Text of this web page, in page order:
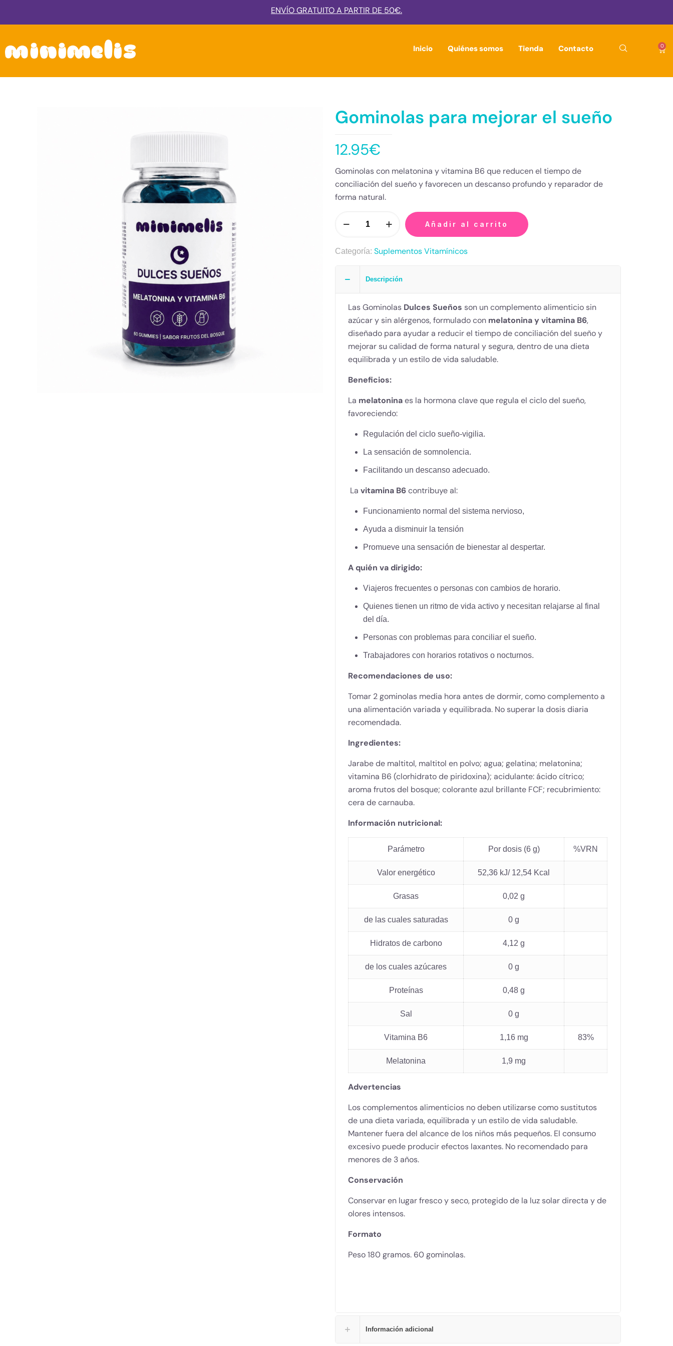
ENVÍO GRATUITO A PARTIR DE 50€.
Inicio Quiénes somos Tienda Contacto 0
Gominolas para mejorar el sueño
12.95€
Gominolas con melatonina y vitamina B6 que reducen el tiempo de
conciliación del sueño y favorecen un descanso profundo y reparador de
forma natural.
Añadir al carrito
Categoría: Suplementos Vitamínicos
Descripción
Las Gominolas Dulces Sueños son un complemento alimenticio sin
azúcar y sin alérgenos, formulado con melatonina y vitamina B6,
diseñado para ayudar a reducir el tiempo de conciliación del sueño y
mejorar su calidad de forma natural y segura, dentro de una dieta
equilibrada y un estilo de vida saludable.
Beneficios:
La melatoninaes la hormona clave que regula el ciclo del sueño,
favoreciendo:
Regulación del ciclo sueño-vigilia.
La sensación de somnolencia.
Facilitando un descanso adecuado.
Lavitamina B6contribuye al:
Funcionamiento normal del sistema nervioso,
Ayuda a disminuir la tensión
Promueve una sensación de bienestar al despertar.
A quién va dirigido:
Viajeros frecuentes o personas con cambios de horario.
Quienes tienen un ritmo de vida activo y necesitan relajarse al final
del día.
Personas con problemas para conciliar el sueño.
Trabajadores con horarios rotativos o nocturnos.
Recomendaciones de uso:
Tomar 2 gominolas media hora antes de dormir, como complemento a
una alimentación variada y equilibrada. No superar la dosis diaria
recomendada.
Ingredientes:
Jarabe de maltitol, maltitol en polvo; agua; gelatina; melatonina;
vitamina B6 (clorhidrato de piridoxina); acidulante: ácido cítrico;
aroma frutos del bosque; colorante azul brillante FCF; recubrimiento:
cera de carnauba.
Información nutricional:
Parámetro Por dosis (6 g) %VRN
Valor energético 52,36 kJ/ 12,54 Kcal
Grasas 0,02 g
de las cuales saturadas 0 g
Hidratos de carbono 4,12 g
de los cuales azúcares 0 g
Proteínas 0,48 g
Sal 0 g
Vitamina B6 1,16 mg 83%
Melatonina 1,9 mg
Advertencias
Los complementos alimenticios no deben utilizarse como sustitutos
de una dieta variada, equilibrada y un estilo de vida saludable.
Mantener fuera del alcance de los niños más pequeños. El consumo
excesivo puede producir efectos laxantes. No recomendado para
menores de 3 años.
Conservación
Conservar en lugar fresco y seco, protegido de la luz solar directa y de
olores intensos.
Formato
Peso 180 gramos. 60 gominolas.
Información adicional